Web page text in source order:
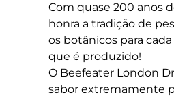
Com quase 200 anos
honra a tradição de
os botânicos para
que é produzido!
O Beefeater London
sabor extremamente